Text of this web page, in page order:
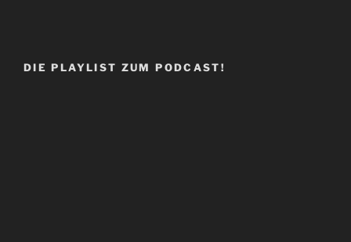
DIE PLAYLIST ZUM PODCAST!